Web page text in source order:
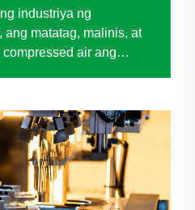
industriya ng
ang matatag, malinis, at
air ang
kontrol sa
isang kilalang...